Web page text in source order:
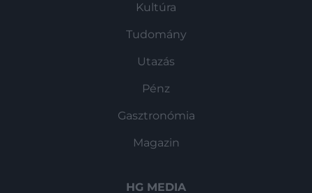
Kultúra
Tudomány
Utazás
Pénz
Gasztronómia
Magazin
HG MEDIA